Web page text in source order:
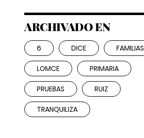
ARCHIVADO EN
6 DICE FAMILIAS
LOMCE PRIMARIA
PRUEBAS RUIZ
TRANQUILIZA